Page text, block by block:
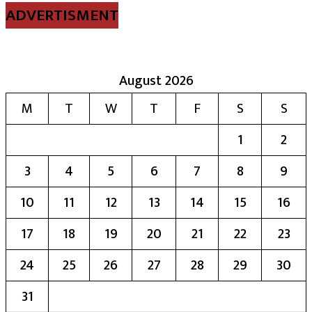
ADVERTISMENT
August 2026
M
T W T F S
S
1
2
3
4 5 6 7 8
9
10
11 12 13 14 15
16
17
18 19 20 21 22
23
24
25 26 27 28 29
30
31